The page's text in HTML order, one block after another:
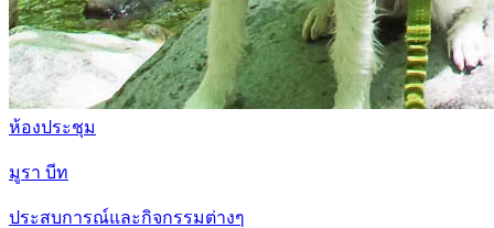
ห้องประชุม
มูรา บีท
ประสบการณ์และกิจกรรมต่างๆ